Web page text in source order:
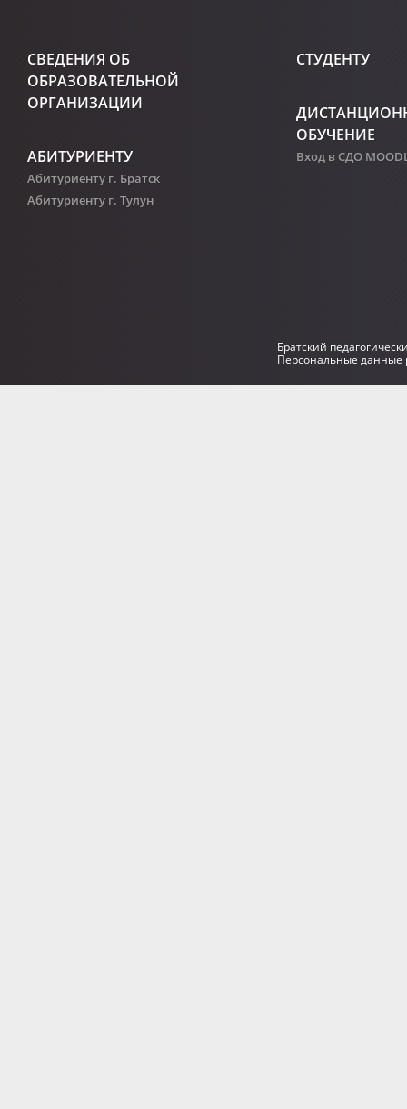
СВЕДЕНИЯ ОБ
ОБРАЗОВАТЕЛЬНОЙ
ОРГАНИЗАЦИИ
АБИТУРИЕНТУ
Абитуриенту г. Братск
Абитуриенту г. Тулун
СТУДЕНТУ
ОБУЧЕНИЕ
Вход в СДО
Братский
Персональные данные